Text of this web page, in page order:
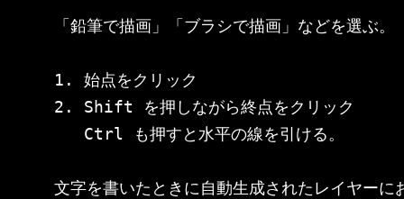
「鉛筆で描画」「ブラシで描画」などを選ぶ。
1. 始点をクリック
2. Shift を押しながら終点をクリック
   Ctrl も押すと水平の線を引ける。
文字を書いたときに自動生成されたレイヤーに